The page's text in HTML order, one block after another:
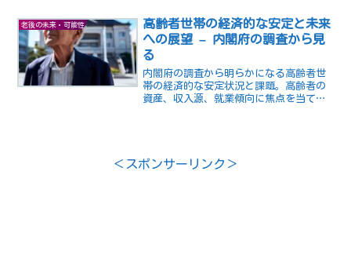
メッセージは、年齢は限界ではなく可能
性の始まりだと訴えかけています。
老後の未来・可能性
高齢者世帯の経済的な安定と未来
への展望 – 内閣府の調査から見
る
内閣府の調査から明らかになる高齢者世
帯の経済的な安定状況と課題。高齢者の
資産、収入源、就業傾向に焦点を当て、
＜スポンサーリンク＞